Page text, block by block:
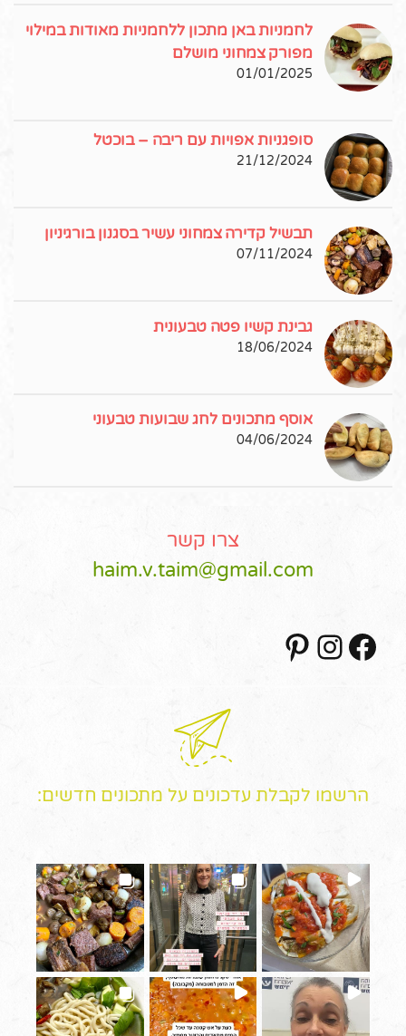
לחמניות באן מתכון ללחמניות מאודות במילוי
מפורק צמחוני מושלם
01/01/2025
סופגניות אפויות עם ריבה – בוכטל
21/12/2024
תבשיל קדירה צמחוני עשיר בסגנון בורגיניון
07/11/2024
גבינת קשיו פטה טבעונית
18/06/2024
אוסף מתכונים לחג שבועות טבעוני
04/06/2024
צרו קשר
haim.v.taim@gmail.com
Facebook
Instagram
הרשמו לקבלת עדכונים על מתכונים חדשים: